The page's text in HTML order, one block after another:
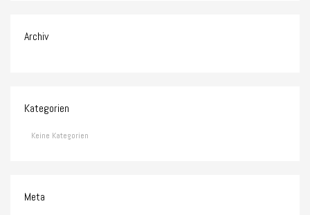
Archiv
Kategorien
Keine Kategorien
Meta